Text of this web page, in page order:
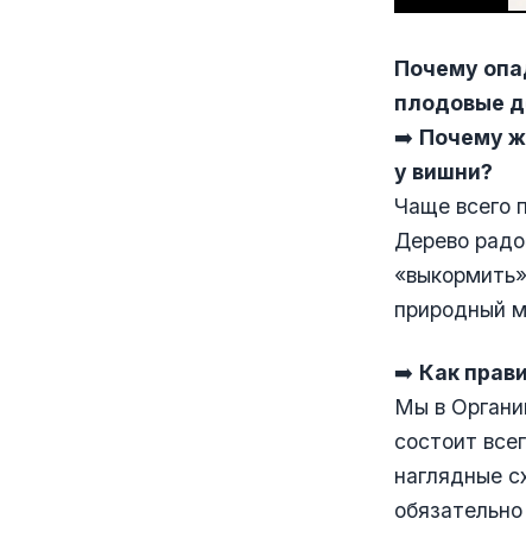
Почему
плодовые
➡️ Почему
у вишни?
Чаще всего
Дерево
природный
➡️ Как
Мы в
состоит
наглядные